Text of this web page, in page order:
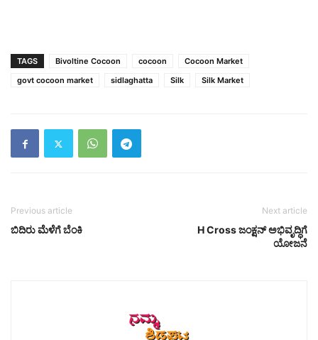
TAGS Bivoltine Cocoon cocoon
Cocoon Market
govt cocoon market
sidlaghatta Silk Silk Market
Previous article
ಬಿದಿರು ಮೆಳೆಗೆ ಬೆಂಕಿ
Next article
H Cross ಜಂಕ್ಷನ್ ಅಭಿವೃದ್ಧಿಗೆ
ಯೋಜನೆ